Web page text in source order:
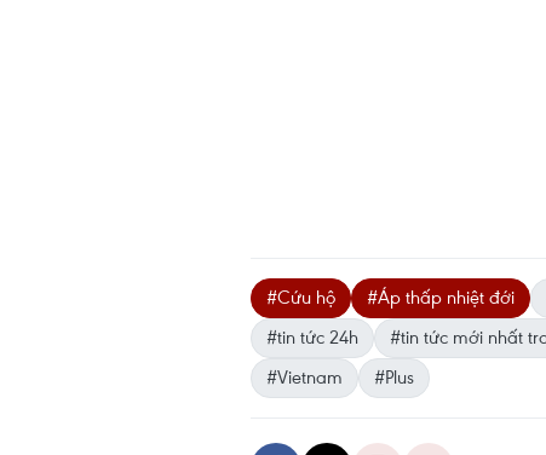
#Cứu hộ #Áp thấp nhiệt đới
#tin tức 24h
#tin tức mới nhất
#Vietnam
#Plus